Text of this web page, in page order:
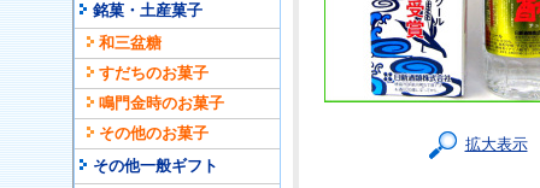
銘菓・土産菓子
和三盆糖
すだちのお菓子
鳴門金時のお菓子
その他のお菓子
その他一般ギフト
拡大表示